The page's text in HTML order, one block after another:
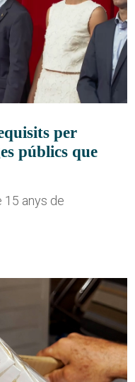
per
públics que
15 anys de